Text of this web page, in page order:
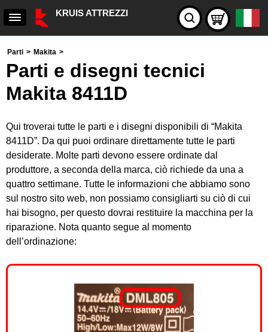
KRUIS ATTREZZI
Parti > Makita >
Parti e disegni tecnici
Makita 8411D
Qui troverai tutte le parti e i disegni disponibili di “Makita
8411D”. Da qui puoi ordinare direttamente tutte le parti
desiderate. Molte parti devono essere ordinate dal
produttore, a seconda della marca, ciò richiede da una a
quattro settimane. Tutte le informazioni che abbiamo sono
sul nostro sito web, non possiamo consigliarti su ciò di cui
hai bisogno, per questo dovrai restituire la macchina per la
riparazione. Nota quanto segue al momento
dell’ordinazione: